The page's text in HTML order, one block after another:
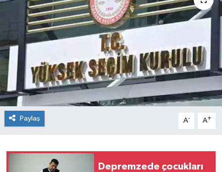
Paylaş A- A+
Depremzede çocukları